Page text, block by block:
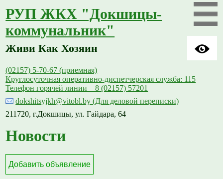
РУП ЖКХ "Докшицы-
коммунальник"
Живи Как Хозяин
(02157) 5-70-67 (приемная)
Круглосуточная оперативно-диспетчерская служба: 115
Телефон горячей линии – 8 (02157) 57201
dokshitsyjkh@vitobl.by (Для деловой переписки)
211720, г.Докшицы, ул. Гайдара, 64
Новости
Добавить объявление